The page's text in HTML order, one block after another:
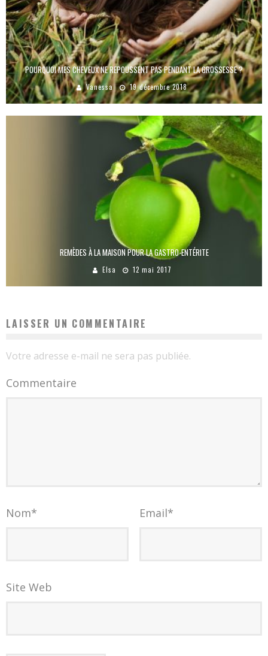
POURQUOI MES CHEVEUX NE REPOUSSENT PAS PENDANT LA GROSSESSE ?
Vanessa 19 décembre 2018
REMÈDES À LA MAISON POUR LA GASTRO-ENTÉRITE
Elsa 12 mai 2017
LAISSER UN COMMENTAIRE
Votre adresse e-mail ne sera pas publiée.
Commentaire
Nom* Email*
Site Web